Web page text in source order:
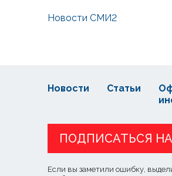
Новости СМИ2
ПОДПИСАТЬСЯ НА
Если вы заметили ошибку,
Новости Статьи